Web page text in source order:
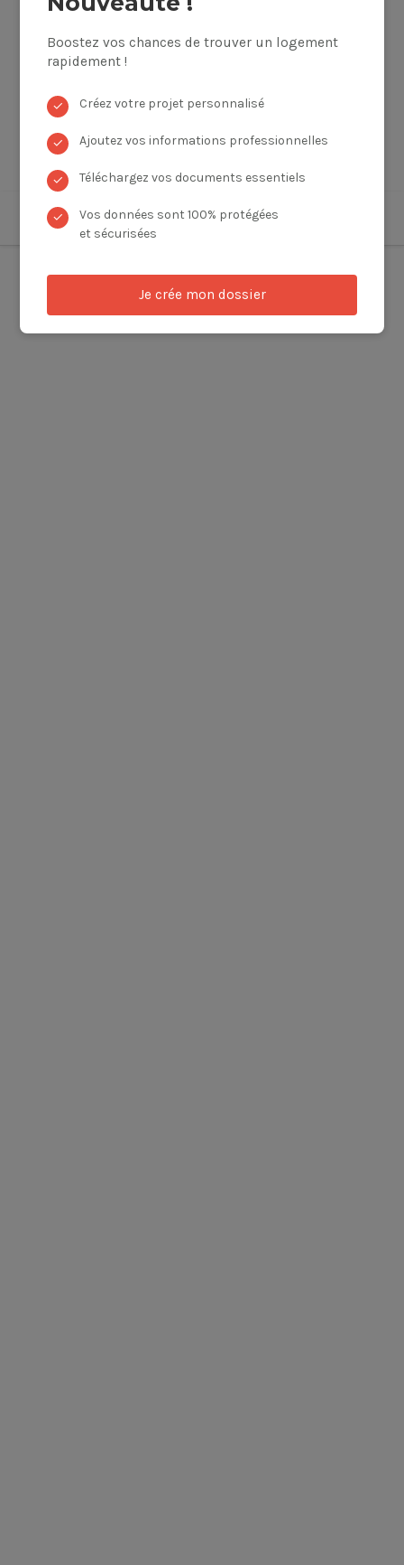
Boostez vos chances de trouver un logement
rapidement !
✓ Créez votre projet personnalisé
✓ Ajoutez vos informations professionnelles
✓ Téléchargez vos documents essentiels
✓
Vos données sont 100% protégées
et sécurisées
Je crée mon dossier